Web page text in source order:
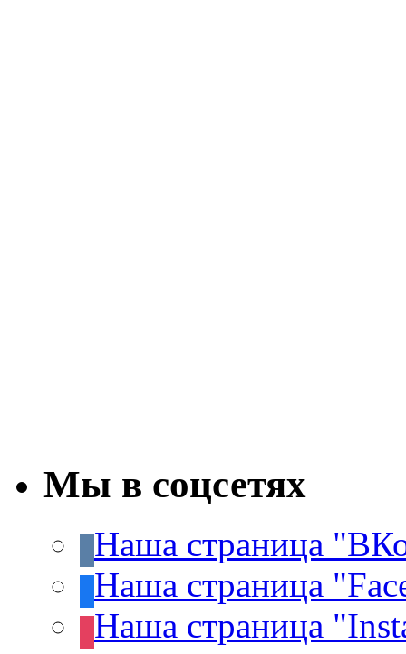
Мы в соцсетях
Наша страница
Наша страница
Наша страница